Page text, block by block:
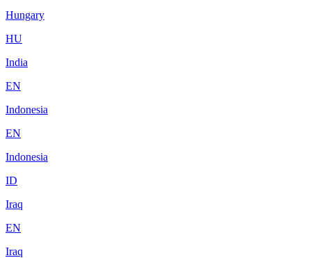
Hungary
HU
India
EN
Indonesia
EN
Indonesia
ID
Iraq
EN
Iraq